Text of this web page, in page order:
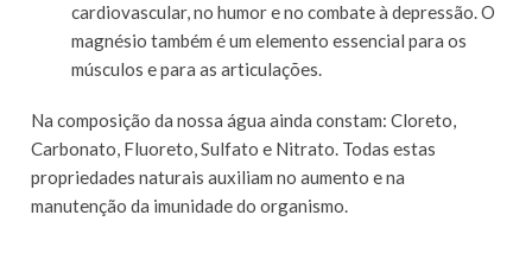
cardiovascular, no humor e no combate à depressão. O
magnésio também é um elemento essencial para os
músculos e para as articulações.
Na composição da nossa água ainda constam: Cloreto,
Carbonato, Fluoreto, Sulfato e Nitrato. Todas estas
propriedades naturais auxiliam no aumento e na
manutenção da imunidade do organismo.